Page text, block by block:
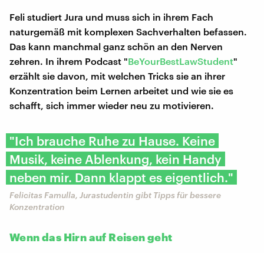
Feli studiert Jura und muss sich in ihrem Fach
naturgemäß mit komplexen Sachverhalten befassen.
Das kann manchmal ganz schön an den Nerven
zehren. In ihrem Podcast "BeYourBestLawStudent"
erzählt sie davon, mit welchen Tricks sie an ihrer
Konzentration beim Lernen arbeitet und wie sie es
schafft, sich immer wieder neu zu motivieren.
"Ich brauche Ruhe zu Hause. Keine
Musik, keine Ablenkung, kein Handy
neben mir. Dann klappt es eigentlich."
Felicitas Famulla, Jurastudentin gibt Tipps für bessere
Konzentration
Wenn das Hirn auf Reisen geht